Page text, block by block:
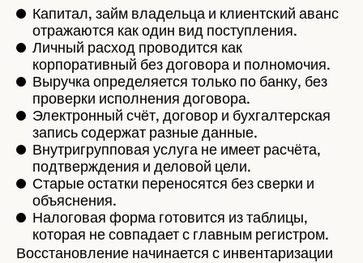
Капитал, займ владельца и клиентский аванс
отражаются как один вид поступления.
Личный расход проводится как
корпоративный без договора и полномочия.
Выручка определяется только по банку, без
проверки исполнения договора.
Электронный счёт, договор и бухгалтерская
запись содержат разные данные.
Внутригрупповая услуга не имеет расчёта,
подтверждения и деловой цели.
Старые остатки переносятся без сверки и
объяснения.
Налоговая форма готовится из таблицы,
которая не совпадает с главным регистром.
Восстановление начинается с инвентаризации